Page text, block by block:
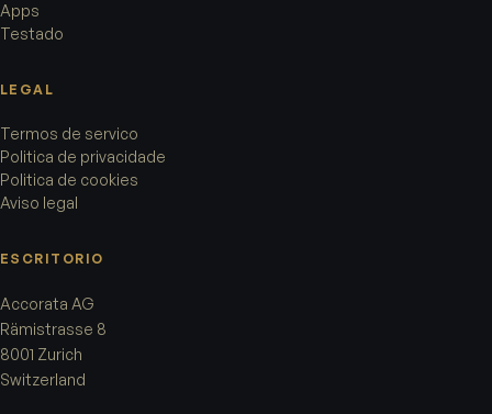
Apps
Testado
LEGAL
Termos de servico
Politica de privacidade
Politica de cookies
Aviso legal
ESCRITORIO
Accorata AG
Rämistrasse 8
8001 Zurich
Switzerland